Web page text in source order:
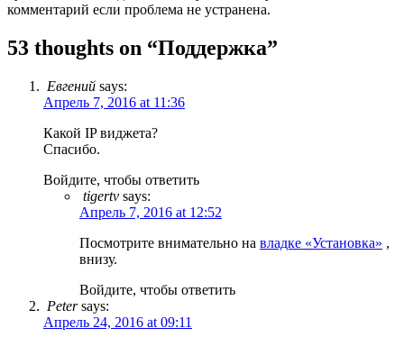
комментарий если проблема не устранена.
53 thoughts on “Поддержка”
Евгений says:
Апрель 7, 2016 at 11:36
Какой IP виджета?
Спасибо.
Войдите, чтобы ответить
tigertv says:
Апрель 7, 2016 at 12:52
Посмотрите внимательно на владке «Установка» ,
внизу.
Войдите, чтобы ответить
Peter says:
Апрель 24, 2016 at 09:11